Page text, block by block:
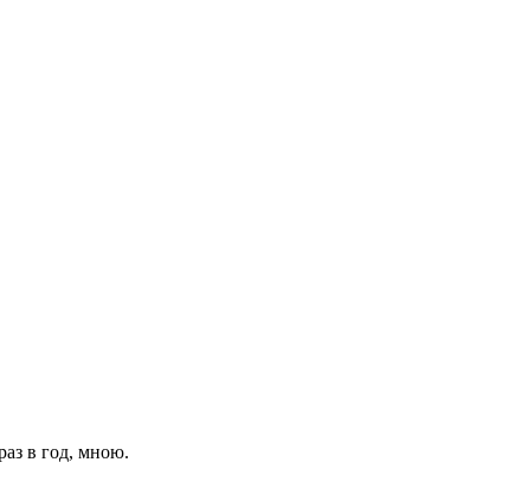
в год, мною.